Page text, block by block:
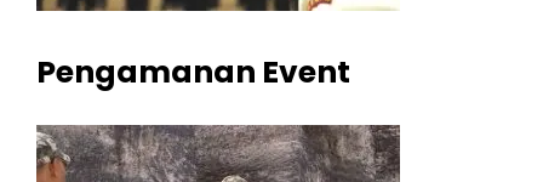
Pengamanan Event